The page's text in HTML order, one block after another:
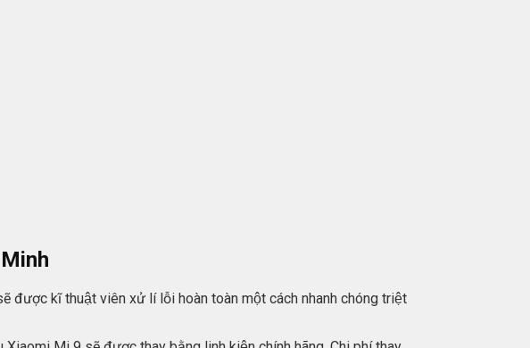
được kĩ thuật viên xử lí lỗi hoàn toàn một cách nhanh chóng triệt